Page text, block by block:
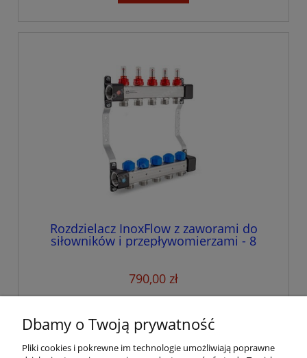
Rozdzielacz InoxFlow z zaworami do
siłowników i przepływomierzami - 8
obwodów
790,00 zł
Dbamy o Twoją prywatność
Pliki cookies i pokrewne im technologie umożliwiają poprawne